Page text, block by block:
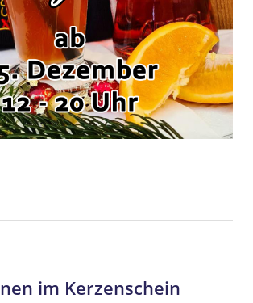
im Kerzenschein